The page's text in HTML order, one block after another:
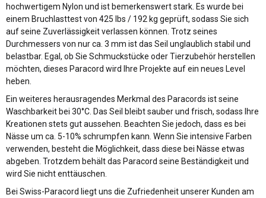
hochwertigem Nylon und ist bemerkenswert stark. Es wurde bei
einem Bruchlasttest von 425 lbs / 192 kg geprüft, sodass Sie sich
auf seine Zuverlässigkeit verlassen können. Trotz seines
Durchmessers von nur ca. 3 mm ist das Seil unglaublich stabil und
belastbar. Egal, ob Sie Schmuckstücke oder Tierzubehör herstellen
möchten, dieses Paracord wird Ihre Projekte auf ein neues Level
heben.
Ein weiteres herausragendes Merkmal des Paracords ist seine
Waschbarkeit bei 30°C. Das Seil bleibt sauber und frisch, sodass Ihre
Kreationen stets gut aussehen. Beachten Sie jedoch, dass es bei
Nässe um ca. 5-10% schrumpfen kann. Wenn Sie intensive Farben
verwenden, besteht die Möglichkeit, dass diese bei Nässe etwas
abgeben. Trotzdem behält das Paracord seine Beständigkeit und
wird Sie nicht enttäuschen.
Bei Swiss-Paracord liegt uns die Zufriedenheit unserer Kunden am